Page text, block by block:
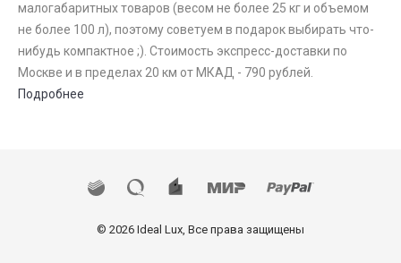
малогабаритных товаров (весом не более 25 кг и объемом
не более 100 л), поэтому советуем в подарок выбирать что-
нибудь компактное ;). Стоимость экспресс-доставки по
Москве и в пределах 20 км от МКАД - 790 рублей.
Подробнее
© 2026 Ideal Lux, Все права защищены